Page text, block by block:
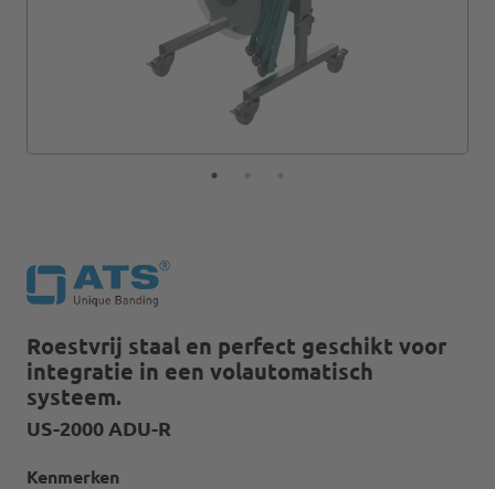
Roestvrij staal en perfect geschikt voor
integratie in een volautomatisch
systeem.
US-2000 ADU-R
Kenmerken